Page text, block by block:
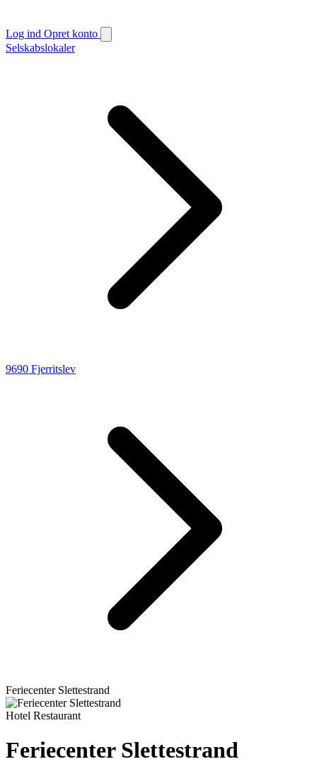
Log ind Opret konto
Selskabslokaler
9690 Fjerritslev
Feriecenter Slettestrand
Hotel Restaurant
Feriecenter Slettestrand